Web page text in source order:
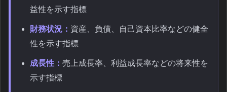
益性を示す指標
財務状況： 資産、負債、自己資本比率などの健全
性を示す指標
成長性： 売上成長率、利益成長率などの将来性を
示す指標